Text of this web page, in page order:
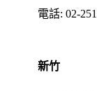
電話:02-
新竹